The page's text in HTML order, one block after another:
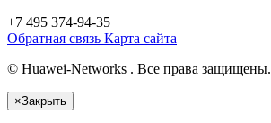
+7 495 374-94-35
Обратная связь Карта сайта
© Huawei-Networks . Все права защищены.
×Закрыть